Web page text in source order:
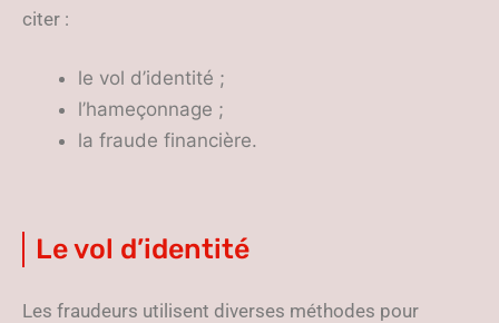
citer :
le vol d’identité ;
l’hameçonnage ;
la fraude financière.
Le vol d’identité
Les fraudeurs utilisent diverses méthodes pour